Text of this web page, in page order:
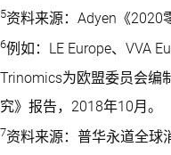
5资料来源：Adyen《2020
6例如：LE Europe、VVA
Trinomics为欧盟委员会编
究》报告，2018年10月。
7资料来源：普华永道全球